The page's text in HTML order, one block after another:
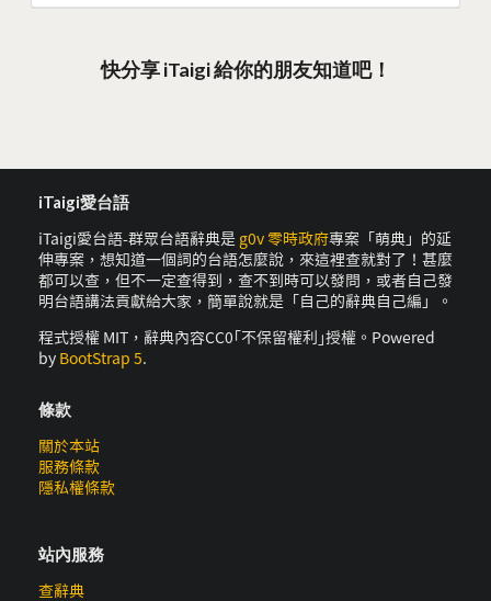
快分享 iTaigi 給你的朋友知道吧！
iTaigi愛台語
iTaigi愛台語-群眾台語辭典是 g0v 零時政府專案「萌典」的延
伸專案，想知道一個詞的台語怎麼說，來這裡查就對了！甚麼
都可以查，但不一定查得到，查不到時可以發問，或者自己發
明台語講法貢獻給大家，簡單說就是「自己的辭典自己編」。
程式授權 MIT，辭典內容CC0｢不保留權利｣授權。Powered
by BootStrap 5.
條款
關於本站
服務條款
隱私權條款
站內服務
查辭典